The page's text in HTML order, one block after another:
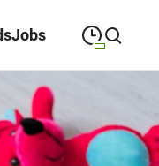
Jobs
09:00
09:00—19:00